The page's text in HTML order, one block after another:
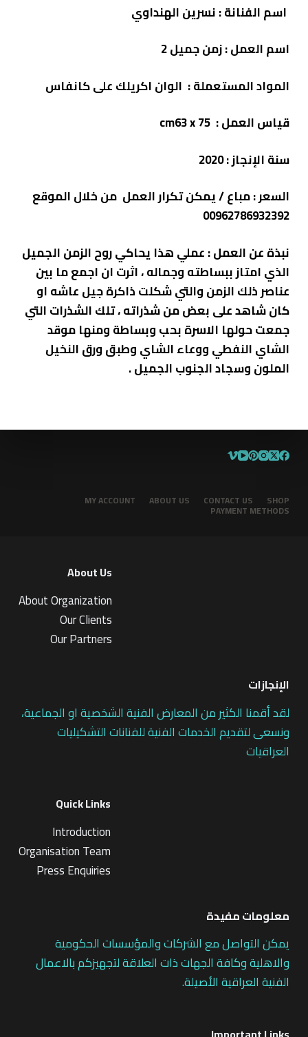
اسم الفنانة : نسرين الهنداوي
اسم العمل : زمن جميل 2
المواد المستعملة : الوان اكريلك على كانفاس
قياس العمل : cm63 x 75
سنة الإنجاز :2020
السعر : مباع / يمكن تكرار العمل من خلال الموقع
00962786932392
نبذة عن العمل : عملي هذا يحاكي روح الزمن الجميل
الذي امتاز ببساطته وجماله ، اثرت ان اجمع ما بين
عناصر ذلك الزمن والتي شكلت ذاكرة جيل عاشه او
كان شاهد على بعض من شذراته ، تلك الشذرات التي
جمعت حولها الاسرة بحب وبساطة ومنها موقد
الشاي النفطي ووعاء الشاي وطبق ورق النخيل
الملون وسجاد الجنوب الجميل .
SHOP
CONTACT US
ABOUT US
MY ACCOUNT
PAYMENT METHODS
About Us
About Organization
Our Clients
Our Partners
الإنجازات
لقد أقمنا الكثير من المعارض الفنية الشخصية او الجماعية،
ونسعى لتقديم الخدمات الفنية للفنانات التشكيليات
العراقيات
Quick Links
Introduction
Organisation Team
Press Enquiries
معلومات مفيدة
يمكن التواصل مع الشركات والمؤسسات الحكومية
والاهلية وكافة الجهات ذات العلاقة لتجهيزكم بالاعمال
الفنية العراقية الأصيلة.